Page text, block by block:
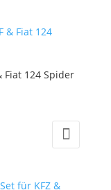
Fiat 124 Spider